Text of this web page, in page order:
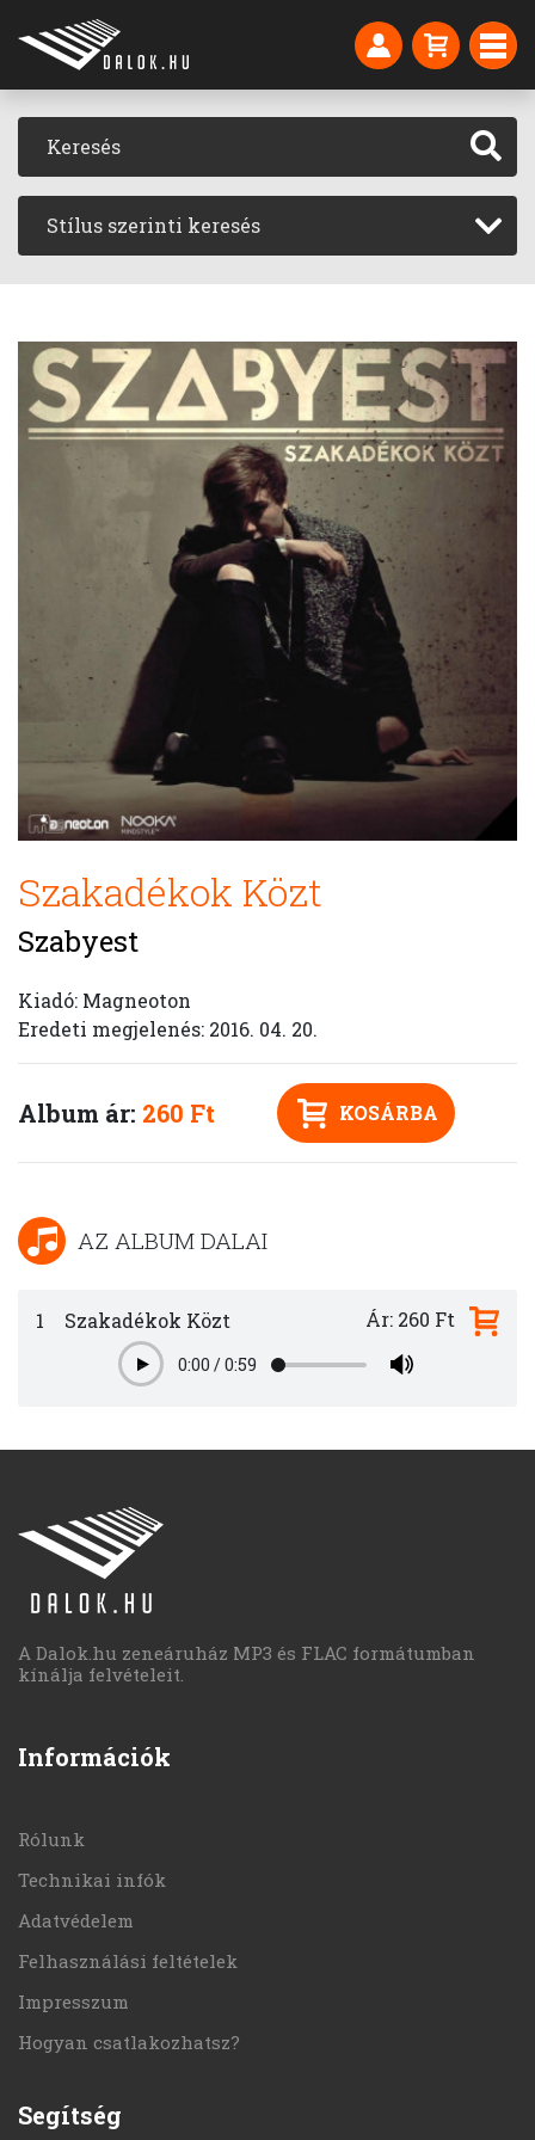
Stílus szerinti keresés
Szakadékok Közt
Szabyest
Kiadó: Magneoton
Eredeti megjelenés: 2016. 04. 20.
Album ár: 260 Ft KOSÁRBA
AZ ALBUM DALAI
1 Szakadékok Közt
Play0:00 /0:59
Ár: 260 Ft
A Dalok.hu zeneáruház MP3 és FLAC formátumban
kínálja felvételeit.
Információk
Rólunk
Technikai infók
Adatvédelem
Felhasználási feltételek
Impresszum
Hogyan csatlakozhatsz?
Segítség